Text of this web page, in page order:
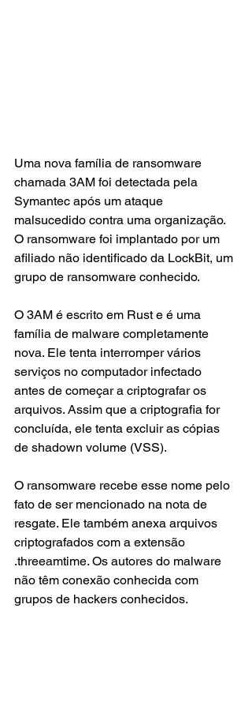
Uma nova família de ransomware
chamada 3AM foi detectada pela
Symantec após um ataque
malsucedido contra uma organização.
O ransomware foi implantado por um
afiliado não identificado da LockBit, um
grupo de ransomware conhecido.
O 3AM é escrito em Rust e é uma
família de malware completamente
nova. Ele tenta interromper vários
serviços no computador infectado
antes de começar a criptografar os
arquivos. Assim que a criptografia for
concluída, ele tenta excluir as cópias
de shadown volume (VSS).
O ransomware recebe esse nome pelo
fato de ser mencionado na nota de
resgate. Ele também anexa arquivos
criptografados com a extensão
.threeamtime. Os autores do malware
não têm conexão conhecida com
grupos de hackers conhecidos.